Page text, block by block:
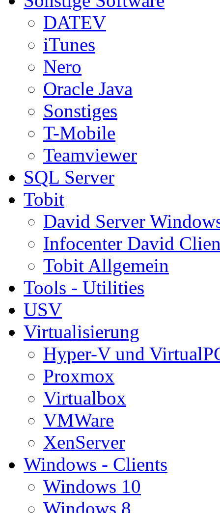
DATEV
iTunes
Nero
Oracle Java
Sonstiges
T-Mobile
Teamviewer
SQL Server
Tobit
David Server
Infocenter David
Tobit Allgemein
Tools - Utilities
USV
Virtualisierung
Hyper-V und
Proxmox
Virtualbox
VMWare
XenServer
Windows - Clients
Windows 10
Windows 8